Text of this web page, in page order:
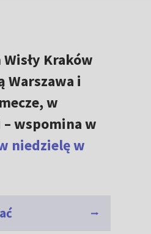
Kraków
Warszawa i
w
wspomina w
niedzielę w